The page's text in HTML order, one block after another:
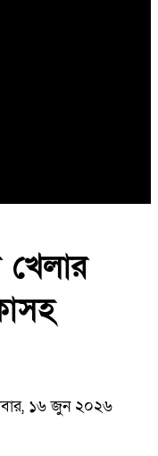
খেলার
১৬ জুন ২০২৬